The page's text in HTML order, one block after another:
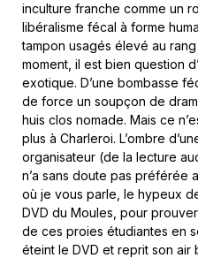
inculture franche comme un
libéralisme fécal à forme
tampon usagés élevé au rang
moment, il est bien question
exotique. D’une bombasse
de force un soupçon de
huis clos nomade. Mais ce
plus à Charleroi. L’ombre
organisateur (de la lecture
n’a sans doute pas préférée
où je vous parle, le hypeux
DVD du Moules, pour
de ces proies étudiantes en
éteint le DVD et reprit son air